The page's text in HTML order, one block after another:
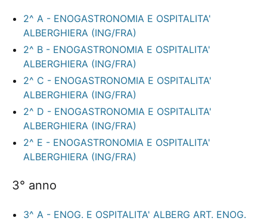
2^ A - ENOGASTRONOMIA E OSPITALITA'
ALBERGHIERA (ING/FRA)
2^ B - ENOGASTRONOMIA E OSPITALITA'
ALBERGHIERA (ING/FRA)
2^ C - ENOGASTRONOMIA E OSPITALITA'
ALBERGHIERA (ING/FRA)
2^ D - ENOGASTRONOMIA E OSPITALITA'
ALBERGHIERA (ING/FRA)
2^ E - ENOGASTRONOMIA E OSPITALITA'
ALBERGHIERA (ING/FRA)
3° anno
3^ A - ENOG. E OSPITALITA' ALBERG ART. ENOG.